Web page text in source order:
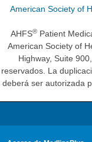
American Society of
AHFS® Patient
American Society of
Highway, Suite
reservados. La
deberá ser autorizada